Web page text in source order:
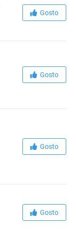
Gosto
Gosto
Gosto
Gosto